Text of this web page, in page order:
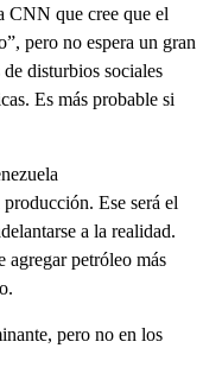
CNN que cree que el
pero no espera un gran
disturbios sociales
Es más probable si
Ese será el
a la realidad.
agregar petróleo más
pero no en los